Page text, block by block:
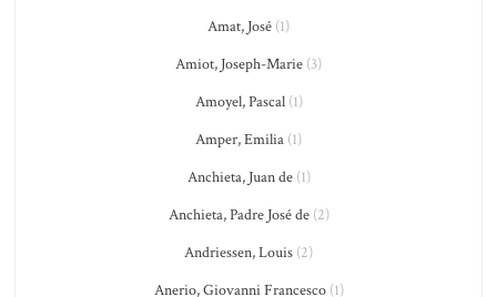
Amat, José (1)
Amiot, Joseph-Marie (3)
Amoyel, Pascal(1)
Amper, Emilia (1)
Anchieta, Juan de(1)
Anchieta, Padre José de(2)
Andriessen, Louis (2)
Anerio, Giovanni Francesco(1)